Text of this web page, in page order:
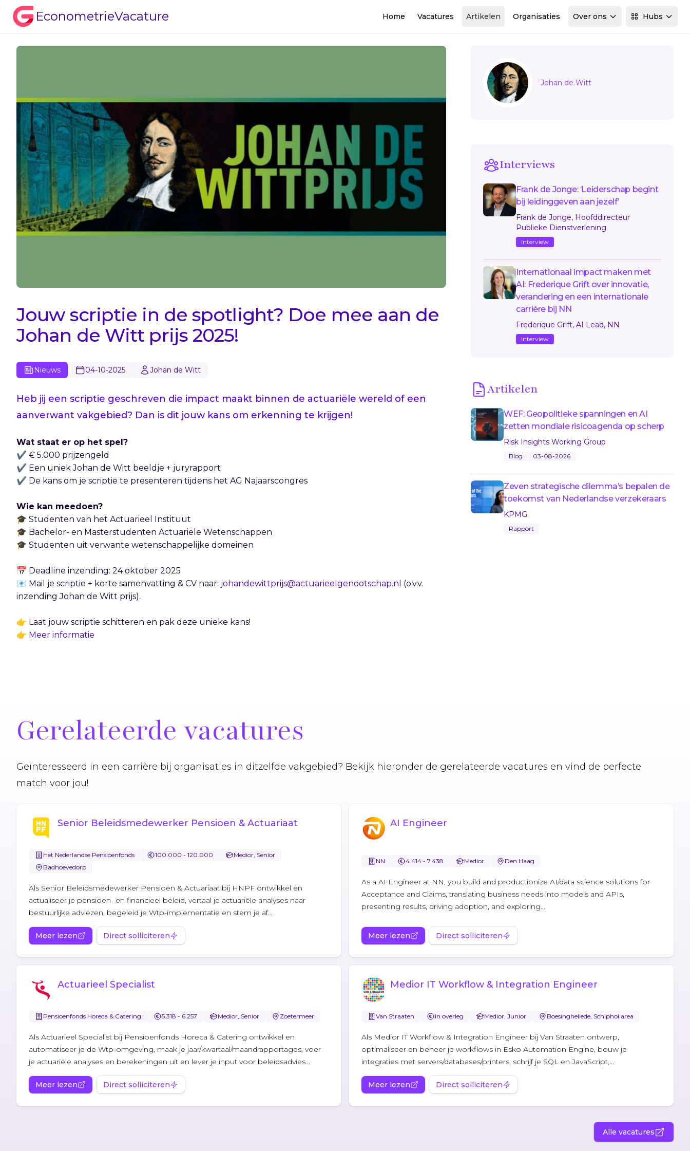
EconometrieVacature Home Vacatures Artikelen Organisaties Over ons Hubs
Jouw scriptie in de spotlight? Doe mee aan de
Johan de Witt prijs 2025!
Nieuws 04-10-2025 Johan de Witt
Heb jij een scriptie geschreven die impact maakt binnen de actuariële wereld of een
aanverwant vakgebied? Dan is dit jouw kans om erkenning te krijgen!
Wat staat er op het spel?
✔️ € 5.000 prijzengeld
✔️ Een uniek Johan de Witt beeldje + juryrapport
✔️ De kans om je scriptie te presenteren tijdens het AG Najaarscongres
Wie kan meedoen?
🎓 Studenten van het Actuarieel Instituut
🎓 Bachelor- en Masterstudenten Actuariële Wetenschappen
🎓 Studenten uit verwante wetenschappelijke domeinen
📅 Deadline inzending: 24 oktober 2025
📧 Mail je scriptie + korte samenvatting & CV naar: johandewittprijs@actuarieelgenootschap.nl (o.v.v.
inzending Johan de Witt prijs).
👉 Laat jouw scriptie schitteren en pak deze unieke kans!
👉 Meer informatie
Sidebar
Johan de Witt
Interviews
Frank de Jonge: ‘Leiderschap begint
bij leidinggeven aan jezelf’
Frank de Jonge, Hoofddirecteur
Publieke Dienstverlening
Interview
Internationaal impact maken met
AI: Frederique Grift over innovatie,
verandering en een internationale
carrière bij NN
Frederique Grift, AI Lead, NN
Interview
Artikelen
WEF: Geopolitieke spanningen en AI
zetten mondiale risicoagenda op scherp
Risk Insights Working Group
Blog 03-08-2026
Zeven strategische dilemma’s bepalen de
toekomst van Nederlandse verzekeraars
KPMG
Rapport
Gerelateerde vacatures
Geïnteresseerd in een carrière bij organisaties in ditzelfde vakgebied? Bekijk hieronder de gerelateerde vacatures en vind de perfecte
match voor jou!
Senior Beleidsmedewerker Pensioen & Actuariaat
Het Nederlandse Pensioenfonds 100.000 - 120.000
Medior, Senior
Badhoevedorp
Als Senior Beleidsmedewerker Pensioen & Actuariaat bij HNPF ontwikkel en
actualiseer je pensioen- en financieel beleid, vertaal je actuariële analyses naar
bestuurlijke adviezen, begeleid je Wtp-implementatie en stem je af...
Meer lezen Direct solliciteren
AI Engineer
NN 4.414 - 7.438 Medior Den Haag
As a AI Engineer at NN, you build and productionize AI/data science solutions for
Acceptance and Claims, translating business needs into models and APIs,
presenting results, driving adoption, and exploring...
Meer lezen Direct solliciteren
Actuarieel Specialist
Pensioenfonds Horeca & Catering 5.318 - 6.257 Medior, Senior Zoetermeer
Als Actuarieel Specialist bij Pensioenfonds Horeca & Catering ontwikkel en
automatiseer je de Wtp-omgeving, maak je jaar/kwartaal/maandrapportages, voer
je actuariële analyses en berekeningen uit en lever je input voor beleidsadvies...
Meer lezen Direct solliciteren
Medior IT Workflow & Integration Engineer
Van Straaten In overleg Medior, Junior Boesingheliede, Schiphol area
Als Medior IT Workflow & Integration Engineer bij Van Straaten ontwerp,
optimaliseer en beheer je workflows in Esko Automation Engine, bouw je
integraties met servers/databases/printers, schrijf je SQL en JavaScript,...
Meer lezen Direct solliciteren
Alle vacatures